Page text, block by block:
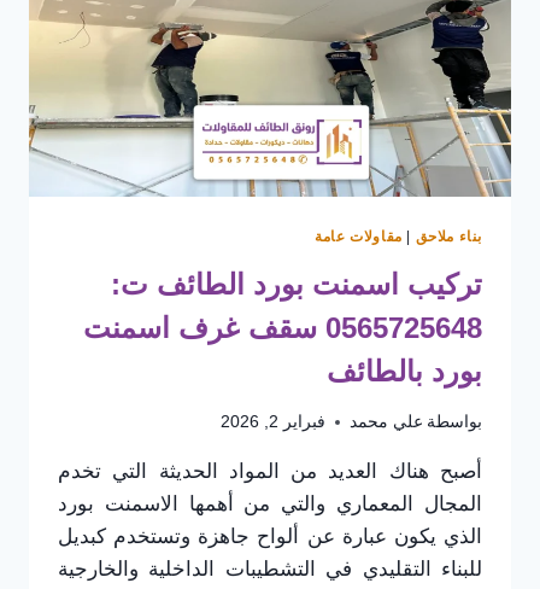
معزولة
بأفضل
الأسعار
بناء ملاحق | مقاولات عامة
تركيب اسمنت بورد الطائف ت:
0565725648 سقف غرف اسمنت
بورد بالطائف
بواسطة علي محمد فبراير 2, 2026
أصبح هناك العديد من المواد الحديثة التي تخدم
المجال المعماري والتي من أهمها الاسمنت بورد
الذي يكون عبارة عن ألواح جاهزة وتستخدم كبديل
للبناء التقليدي في التشطيبات الداخلية والخارجية